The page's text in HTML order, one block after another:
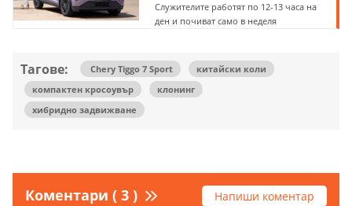
Служителите работят по 12-13 часа на
ден и почиват само в неделя
Тагове: Chery Tiggo 7 Sport
китайски коли
компактен кросоувър
клонинг
хибридно задвижване
Коментари ( 3 ) Напиши коментар